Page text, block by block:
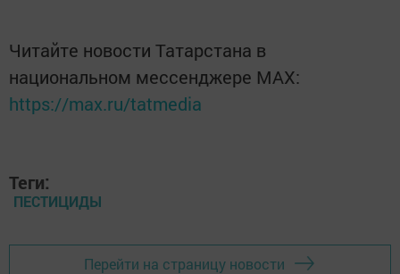
Читайте новости Татарстана в
национальном мессенджере MАХ:
https://max.ru/tatmedia
Теги:
ПЕСТИЦИДЫ
Перейти на страницу новости